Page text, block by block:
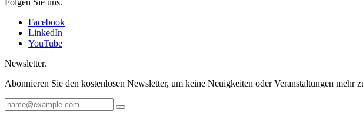
Folgen Sie uns.
Facebook
LinkedIn
YouTube
Newsletter.
Abonnieren Sie den kostenlosen Newsletter, um keine Neuigkeiten oder Veranstaltungen mehr